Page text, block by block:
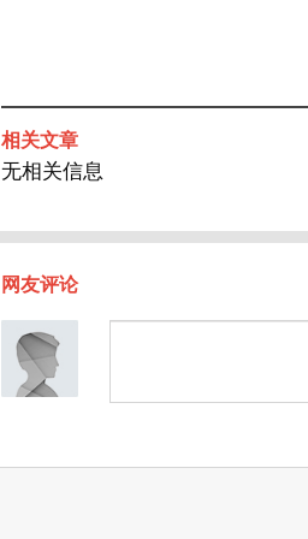
相关文章
无相关信息
网友评论